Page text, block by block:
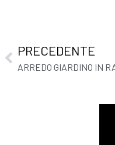
PRECEDENTE
ARREDO GIARDINO IN